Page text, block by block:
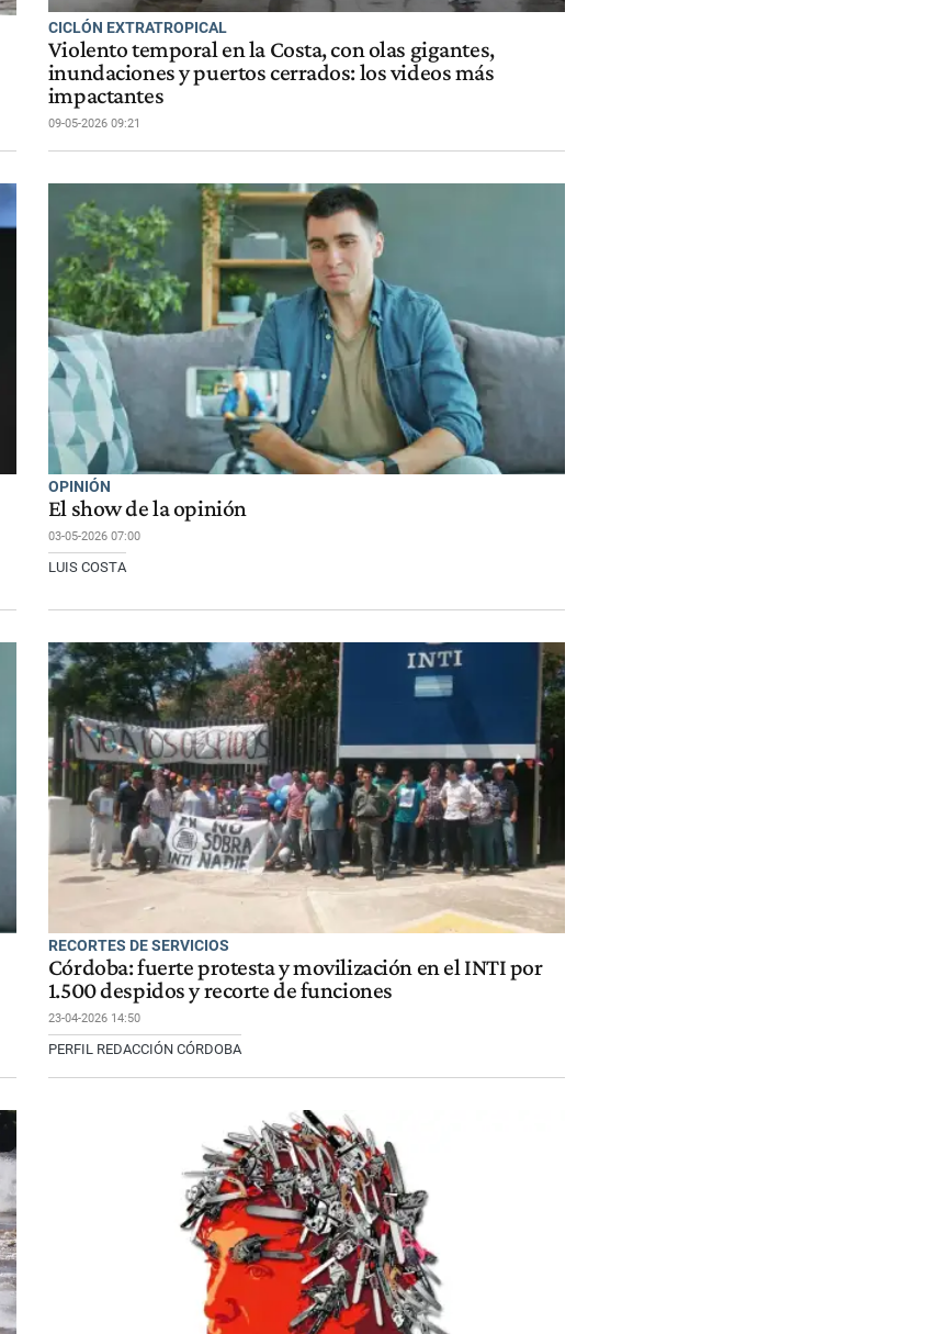
CICLÓN EXTRATROPICAL
Violento temporal en la Costa, con olas gigantes,
inundaciones y puertos cerrados: los videos más
impactantes
09-05-2026 09:21
OPINIÓN
El show de la opinión
03-05-2026 07:00
LUIS COSTA
RECORTES DE SERVICIOS
Córdoba: fuerte protesta y movilización en el INTI por
1.500 despidos y recorte de funciones
23-04-2026 14:50
PERFIL REDACCIÓN CÓRDOBA